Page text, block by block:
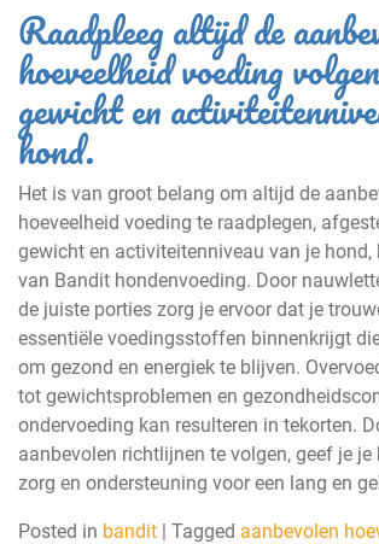
Raadpleeg altijd de
hoeveelheid voeding
gewicht en
hond.
Het is van groot belang om altijd de
hoeveelheid voeding te raadplegen,
gewicht en activiteitenniveau van je hond,
van Bandit hondenvoeding. Door
de juiste porties zorg je ervoor dat je
essentiële voedingsstoffen binnenkrijgt
om gezond en energiek te blijven.
tot gewichtsproblemen en
ondervoeding kan resulteren in tekorten.
aanbevolen richtlijnen te volgen, geef je je
zorg en ondersteuning voor een lang en
Posted in bandit | Tagged aanbevolen